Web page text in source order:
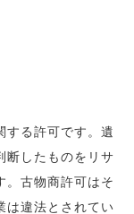
する許可です。遺
断したものをリサ
。古物商許可はそ
は違法とされてい